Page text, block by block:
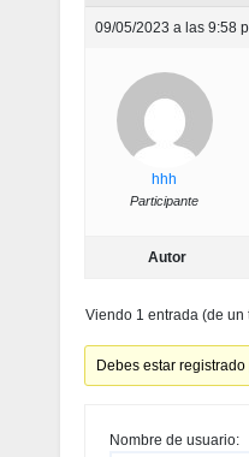
09/05/2023 a las 9:58
hhh
Participante
Autor
Viendo 1 entrada (de un
Debes estar
Nombre de usuario: